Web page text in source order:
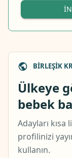
BIRLEŞIK
Ülkeye
bebek
Adayları
profilinizi
kullanın.